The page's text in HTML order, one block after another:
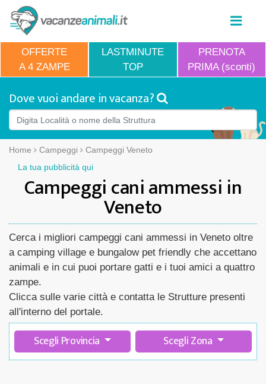
OFFERTE
A 4 ZAMPE
LASTMINUTE
TOP
PRENOTA
PRIMA (sconti)
Dove vuoi andare in vacanza?
Home Campeggi
Campeggi Veneto
La tua pubblicità qui
Campeggi cani ammessi in
Veneto
Cerca i migliori campeggi cani ammessi in Veneto oltre
a camping village e bungalow pet friendly che accettano
animali e in cui puoi portare gatti e i tuoi amici a quattro
zampe.
Clicca sulle varie città e contatta le Strutture presenti
all'interno del portale.
Scegli Provincia Scegli Zona